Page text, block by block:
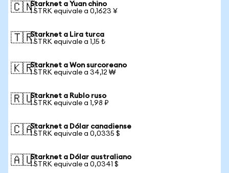
🇨🇳Starknet a Yuan chino
1 STRK equivale a 0,1623 ¥
🇹🇷Starknet a Lira turca
1 STRK equivale a 1,15 ₺
🇰🇷Starknet a Won surcoreano
1 STRK equivale a 34,12 ₩
🇷🇺Starknet a Rublo ruso
1 STRK equivale a 1,98 ₽
🇨🇦Starknet a Dólar canadiense
1 STRK equivale a 0,0335 $
🇦🇺Starknet a Dólar australiano
1 STRK equivale a 0,0341 $